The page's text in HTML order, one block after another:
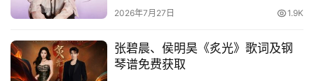
2026年7月27日 1.9K
张碧晨、侯明昊《炙光》歌词及钢
琴谱免费获取